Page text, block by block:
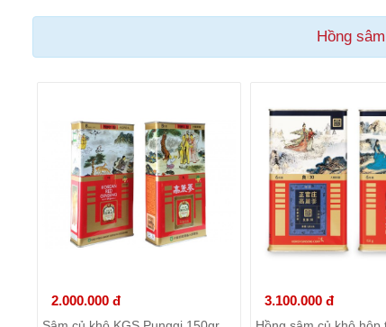
Hồng
2.000.000 đ 3.100.000 đ